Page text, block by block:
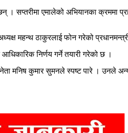
। सप्तरीमा एमालेको अभियानका
महन्थ ठाकुरलाई फोन गरेको
निर्णय गर्ने तयारी गरेको छ ।
मनिष कुमार सुमनले स्पष्ट पारे । उनले